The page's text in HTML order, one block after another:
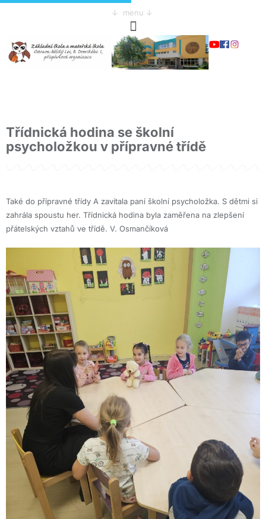
↓ menu ↓
Třídnická hodina se školní
psycholožkou v přípravné třídě
Také do přípravné třídy A zavítala paní školní psycholožka. S dětmi si
zahrála spoustu her. Třídnická hodina byla zaměřena na zlepšení
přátelských vztahů ve třídě. V. Osmančíková